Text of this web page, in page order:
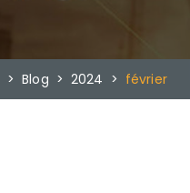
>Blog >2024 > février